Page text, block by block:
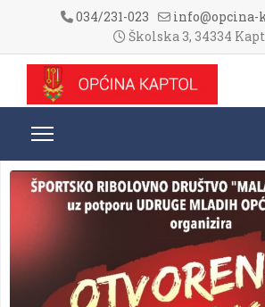
034/231-023
info@opcina-
Školska 3, 34334